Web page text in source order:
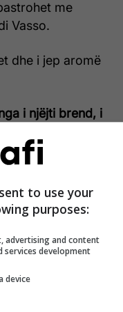
me
Vasso.
dhe i jep aromë
i njëjti brend, i
to use your
purposes:
advertising and content
services development
device